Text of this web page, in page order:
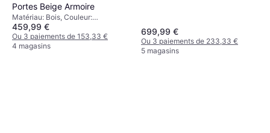
Portes Beige Armoire
Matériau: Bois, Couleur:
Beige,Solutions de Stockage:
Étagères
459,99 €
Ou 3 paiements de 153,33 €
4 magasins
699,99 €
Ou 3 paiements de 233,33 €
5 magasins